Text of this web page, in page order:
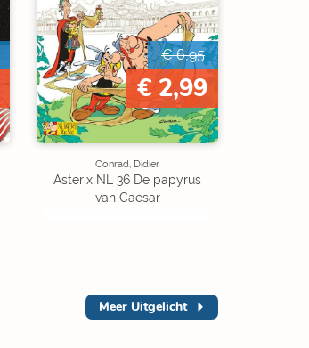
€ 6,95
€ 2,99
Conrad, Didier
Asterix NL 36 De papyrus
van Caesar
Meer Uitgelicht